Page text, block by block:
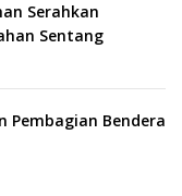
Serahkan
Sentang
Pembagian Bendera